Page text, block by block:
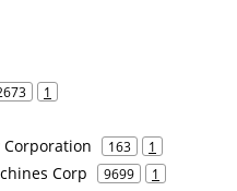
1
Corporation 163 1
Corp 9699 1